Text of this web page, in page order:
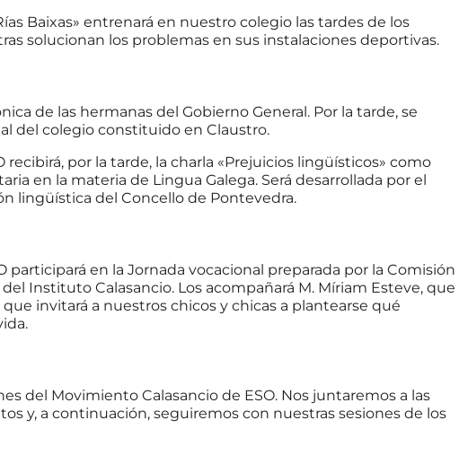
Baixas» entrenará en nuestro colegio las tardes de los
solucionan los problemas en sus instalaciones deportivas.
de las hermanas del Gobierno General. Por la tarde, se
del colegio constituido en Claustro.
recibirá, por la tarde, la charla «Prejuicios lingüísticos» como
en la materia de Lingua Galega. Será desarrollada por el
lingüística del Concello de Pontevedra.
participará en la Jornada vocacional preparada por la Comisión
Instituto Calasancio. Los acompañará M. Míriam Esteve, que
que invitará a nuestros chicos y chicas a plantearse qué
del Movimiento Calasancio de ESO. Nos juntaremos a las
y, a continuación, seguiremos con nuestras sesiones de los